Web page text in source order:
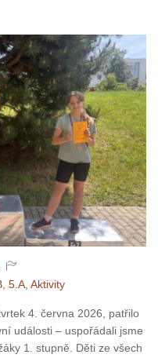
, 5.A, Aktivity
4. června 2026, patřilo
události – uspořádali jsme
1. stupně. Děti ze všech